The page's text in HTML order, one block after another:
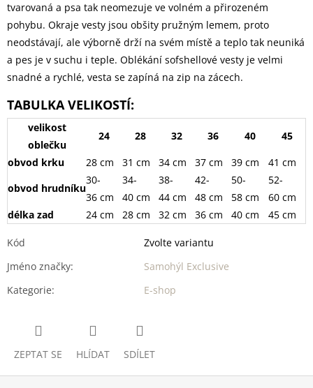
tvarovaná a psa tak neomezuje ve volném a přirozeném
pohybu. Okraje vesty jsou obšity pružným lemem, proto
neodstávají, ale výborně drží na svém místě a teplo tak neuniká
a pes je v suchu i teple. Oblékání sofshellové vesty je velmi
snadné a rychlé, vesta se zapíná na zip na zácech.
TABULKA VELIKOSTÍ:
velikost
oblečku
24 28 32 36 40
45
obvod krku
28 cm 31 cm 34 cm 37 cm 39 cm
41 cm
obvod hrudníku
30-
36 cm
34-
40 cm
38-
44 cm
42-
48 cm
50-
58 cm
52-
60 cm
délka zad
24 cm 28 cm 32 cm 36 cm 40 cm 45 cm
Kód
Zvolte variantu
Jméno značky:
Samohýl Exclusive
Kategorie: E-shop
ZEPTAT SE HLÍDAT SDÍLET